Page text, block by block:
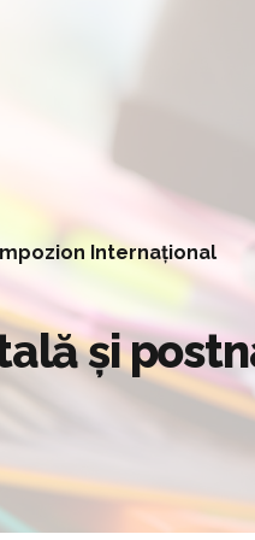
Internațional
şi